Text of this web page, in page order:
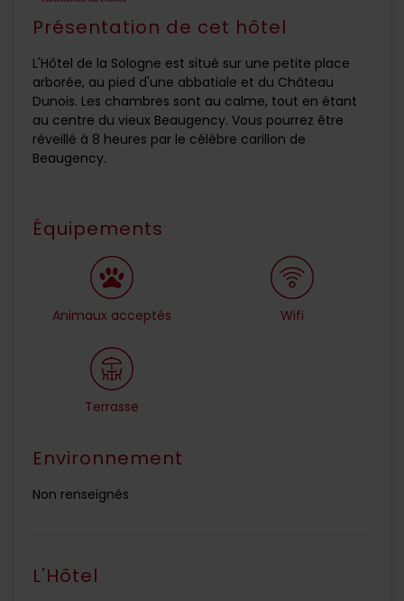
Présentation de cet hôtel
L'Hôtel de la Sologne est situé sur une petite place
arborée, au pied d'une abbatiale et du Château
Dunois. Les chambres sont au calme, tout en étant
au centre du vieux Beaugency. Vous pourrez être
réveillé à 8 heures par le célèbre carillon de
Beaugency.
Équipements
Animaux acceptés Wifi
Terrasse
Environnement
Non renseignés
L'Hôtel